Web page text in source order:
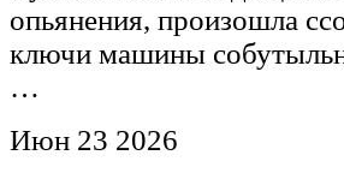
опьянения, произошла
ключи машины
…
Июн 23 2026